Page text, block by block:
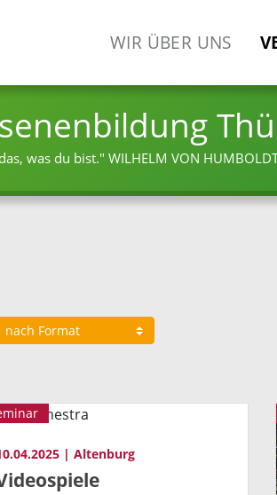
WIR ÜBER UNS
was du bist." WILHELM VON
| Altenburg